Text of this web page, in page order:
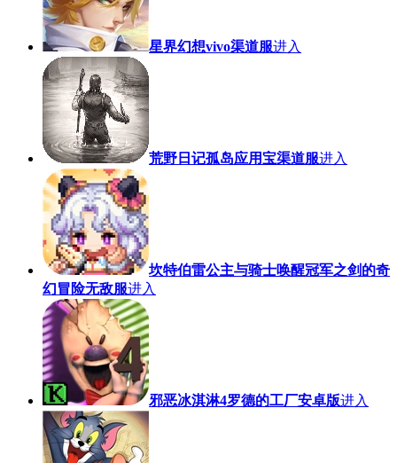
星界幻想vivo渠道服进入
荒野日记孤岛应用宝渠道服进入
坎特伯雷公主与骑士唤醒冠军之剑的奇
幻冒险无敌服进入
邪恶冰淇淋4罗德的工厂安卓版进入